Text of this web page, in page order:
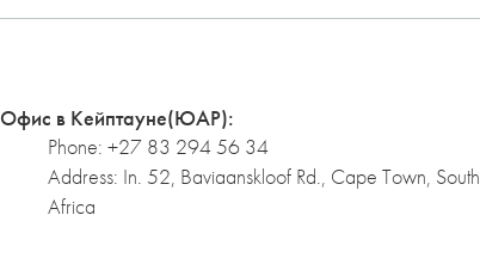
Офис в Кейптауне(ЮАР):
Phone: +27 83 294 56 34
Address: In. 52, Baviaanskloof Rd., Cape Town, South
Africa